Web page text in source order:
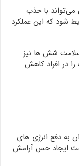
با جذب
شود که این عملکرد
شش ها نیز
در افراد کاهش
به دفع انرژی های
ایجاد حس آرامش